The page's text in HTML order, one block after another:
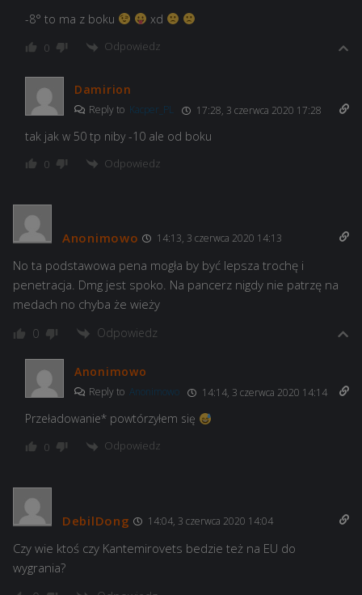
-8° to ma z boku xd
0 Odpowiedz
Damirion
Reply to Kacper_PL 17:28, 3 czerwca 2020 17:28
tak jak w 50 tp niby -10 ale od boku
0 Odpowiedz
Anonimowo 14:13, 3 czerwca 2020 14:13
No ta podstawowa pena mogła by być lepsza trochę i
penetracja. Dmg jest spoko. Na pancerz nigdy nie patrzę na
medach no chyba że wieży
0 Odpowiedz
Anonimowo
Reply to Anonimowo 14:14, 3 czerwca 2020 14:14
Przeładowanie* powtórzyłem się
0 Odpowiedz
DebilDong 14:04, 3 czerwca 2020 14:04
Czy wie ktoś czy Kantemirovets bedzie też na EU do
wygrania?